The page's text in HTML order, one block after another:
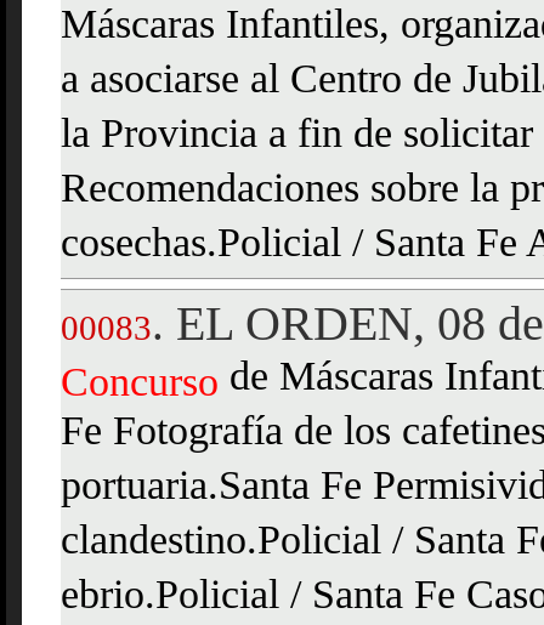
Máscaras Infantiles,
a asociarse al Centro de
la Provincia a fin de solicitar
Recomendaciones sobre la
cosechas.Policial / Santa Fe
00083. EL ORDEN, 08
Concurso de Máscaras
Fe Fotografía de los
portuaria.Santa Fe
clandestino.Policial / Santa
ebrio.Policial / Santa Fe